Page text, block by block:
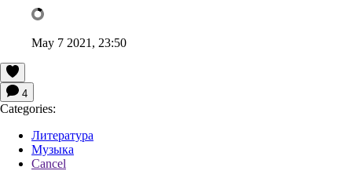
May 7 2021, 23:50
4
Categories:
Литература
Музыка
Cancel